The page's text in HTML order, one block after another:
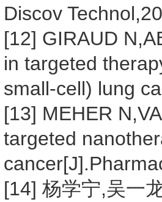
Discov
[12] GIRAUD
in targeted
small-cell) lung
[13] MEHER
targeted
[14] 杨学宁,吴一